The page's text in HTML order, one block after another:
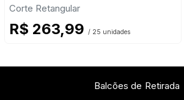
Corte Retangular
R$ 263,99 / 25 unidades
Balcões de Retirada